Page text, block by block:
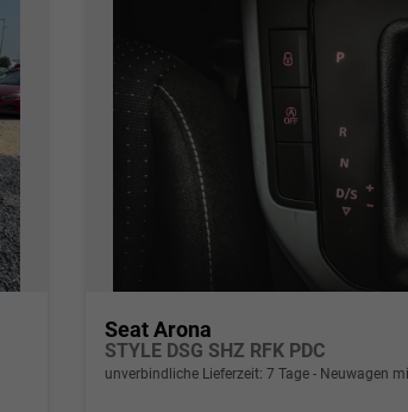
Seat Arona
STYLE DSG SHZ RFK PDC
unverbindliche Lieferzeit: 7 Tage Neuwagen